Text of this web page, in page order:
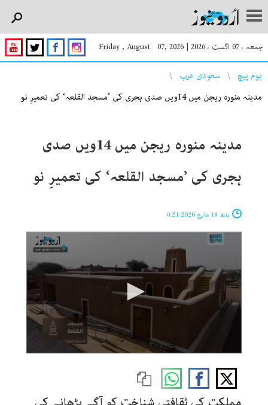
جمعہ ، 07 اگست ، 2026 |
Friday , August 07, 2026
You are here
ہوم پیچ
سعودی عرب
مدینہ منورہ ریجن میں 14ویں صدی ہجری کی ’مسجد القلعہ‘ کی تعمیرِ نو
مدینہ منورہ ریجن میں 14ویں صدی
ہجری کی ’مسجد القلعہ‘ کی تعمیرِ نو
بدھ 18 مارچ 2026 0:21
minute,